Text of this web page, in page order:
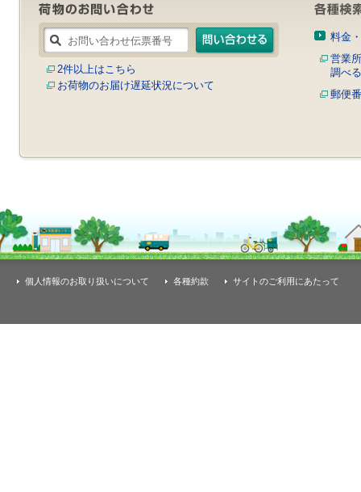
2件以上はこちら
お荷物のお届け遅延状況について
料金
営業
調べる
郵便
個人情報のお取り扱いについて 各種約款 サイトのご利用にあたって